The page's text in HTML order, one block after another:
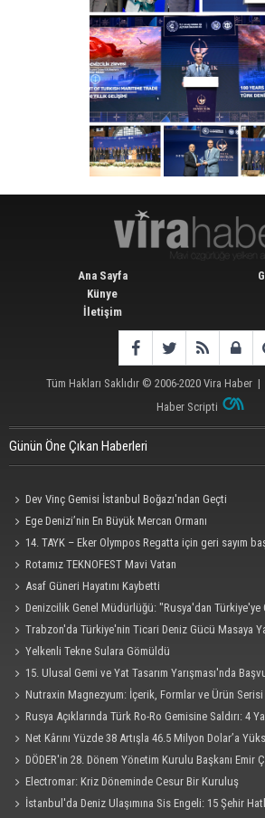
Ana Sayfa
Künye
İletişim
Tüm Hakları Saklıdır © 2006-2020 Vira Haber |
Haber Scripti
Günün Öne Çıkan Haberleri
Dev Vinç Gemisi İstanbul Boğazı'ndan Geçti
Ege Denizi’nin En Büyük Mercan Ormanı
14. TAYK – Eker Olympos Regatta için geri sayım
Rotamız TEKNOFEST Mavi Vatan
Asaf Güneri Hayatını Kaybetti
Denizcilik Genel Müdürlüğü: "Rusya'dan Türkiye'ye
Saldırısına Uğradı"
Trabzon'da Türkiye'nin Ticari Deniz Gücü Masaya
Yelkenli Tekne Sulara Gömüldü
15. Ulusal Gemi ve Yat Tasarım Yarışması'nda
Uzatıldı
Nutraxin Magnezyum: İçerik, Formlar ve Ürün Serisi
Rusya Açıklarında Türk Ro-Ro Gemisine Saldırı: 4
Net Kârını Yüzde 38 Artışla 46.5 Milyon Dolar’a
DÖDER'in 28. Dönem Yönetim Kurulu Başkanı Emir
Electromar: Kriz Döneminde Cesur Bir Kuruluş
İstanbul'da Deniz Ulaşımına Sis Engeli: 15 Şehir